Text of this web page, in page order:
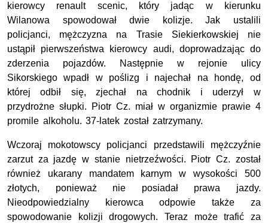
kierowcy renault scenic, który jadąc w kierunku
Wilanowa spowodował dwie kolizje. Jak ustalili
policjanci, mężczyzna na Trasie Siekierkowskiej nie
ustąpił pierwszeństwa kierowcy audi, doprowadzając do
zderzenia pojazdów. Następnie w rejonie ulicy
Sikorskiego wpadł w poślizg i najechał na hondę, od
której odbił się, zjechał na chodnik i uderzył w
przydrożne słupki. Piotr Cz. miał w organizmie prawie 4
promile alkoholu. 37-latek został zatrzymany.
Wczoraj mokotowscy policjanci przedstawili mężczyźnie
zarzut za jazdę w stanie nietrzeźwości. Piotr Cz. został
również ukarany mandatem karnym w wysokości 500
złotych, ponieważ nie posiadał prawa jazdy.
Nieodpowiedzialny kierowca odpowie także za
spowodowanie kolizji drogowych. Teraz może trafić za